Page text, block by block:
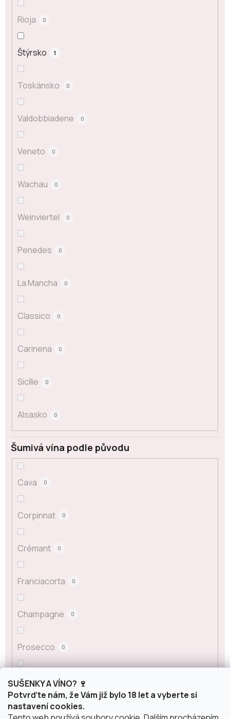
SUŠENKY A VÍNO? 🍷
Potvrďte nám, že Vám již bylo 18 let a vyberte si
nastavení cookies.
Rioja 0
Štýrsko 1
Toskánsko 0
Valdobbiadene 0
Veneto 0
Wachau 0
Weinviertel 0
Penedes 0
La Mancha 0
Classico 0
Carinena 0
Sicílie 0
Alsasko 0
Šumivá vína podle původu
Cava 0
Corpinnat 0
Crémant 0
Franciacorta 0
Champagne 0
Prosecco 0
Sekt 0
ostatní šumivá vína 0